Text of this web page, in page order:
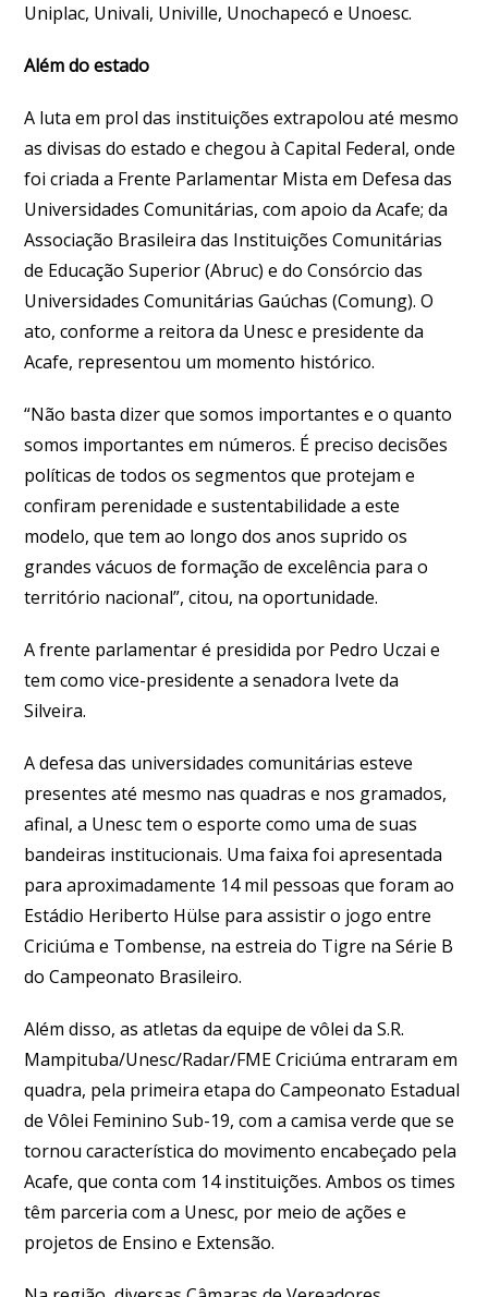
Uniplac, Univali, Univille, Unochapecó e Unoesc.
Além do estado
A luta em prol das instituições extrapolou até mesmo
as divisas do estado e chegou à Capital Federal, onde
foi criada a Frente Parlamentar Mista em Defesa das
Universidades Comunitárias, com apoio da Acafe; da
Associação Brasileira das Instituições Comunitárias
de Educação Superior (Abruc) e do Consórcio das
Universidades Comunitárias Gaúchas (Comung). O
ato, conforme a reitora da Unesc e presidente da
Acafe, representou um momento histórico.
“Não basta dizer que somos importantes e o quanto
somos importantes em números. É preciso decisões
políticas de todos os segmentos que protejam e
confiram perenidade e sustentabilidade a este
modelo, que tem ao longo dos anos suprido os
grandes vácuos de formação de excelência para o
território nacional”, citou, na oportunidade.
A frente parlamentar é presidida por Pedro Uczai e
tem como vice-presidente a senadora Ivete da
Silveira.
A defesa das universidades comunitárias esteve
presentes até mesmo nas quadras e nos gramados,
afinal, a Unesc tem o esporte como uma de suas
bandeiras institucionais. Uma faixa foi apresentada
para aproximadamente 14 mil pessoas que foram ao
Estádio Heriberto Hülse para assistir o jogo entre
Criciúma e Tombense, na estreia do Tigre na Série B
do Campeonato Brasileiro.
Além disso, as atletas da equipe de vôlei da S.R.
Mampituba/Unesc/Radar/FME Criciúma entraram em
quadra, pela primeira etapa do Campeonato Estadual
de Vôlei Feminino Sub-19, com a camisa verde que se
tornou característica do movimento encabeçado pela
Acafe, que conta com 14 instituições. Ambos os times
têm parceria com a Unesc, por meio de ações e
projetos de Ensino e Extensão.